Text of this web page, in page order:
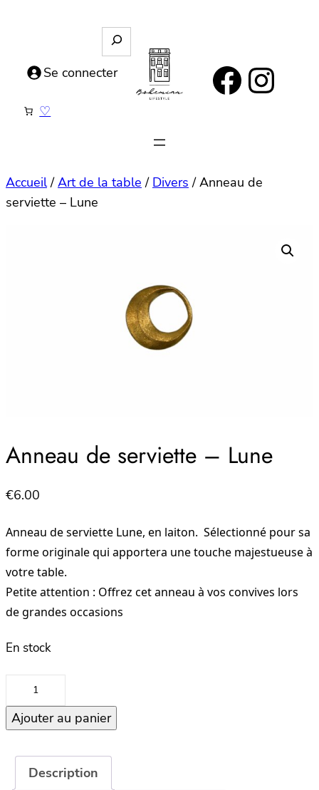
https://www.facebook.com/bohemianlifestyle.be Instagram
e
c
e
Se connecter
♡
Accueil/Art de la table / Divers / Anneau de
serviette – Lune
Anneau de serviette – Lune
€6.00
Anneau de serviette Lune, en laiton. Sélectionné pour sa
forme originale qui apportera une touche majestueuse à
votre table.
Petite attention : Offrez cet anneau à vos convives lors
de grandes occasions
En stock
quantité
Anneau
de
serviette
Ajouter au panier
Description